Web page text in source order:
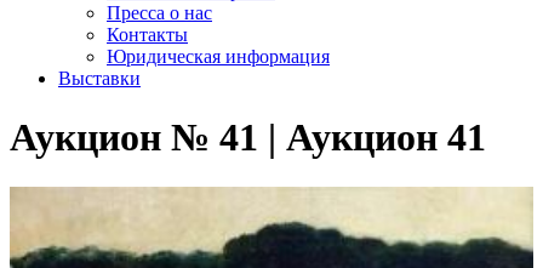
Пресса о нас
Контакты
Юридическая информация
Выставки
Аукцион № 41 | Аукцион 41